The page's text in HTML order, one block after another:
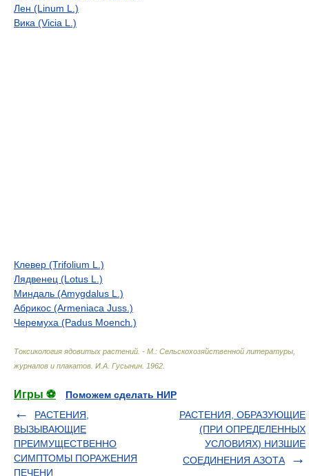
Лен (Linum L.)
Вика (Vicia L.)
Клевер (Trifolium L.)
Лядвенец (Lotus L.)
Миндаль (Amygdalus L.)
Абрикос (Armeniaca Juss.)
Черемуха (Padus Moench.)
Токсикология ядовитых растений. - М.: Сельскохозяйственной литературы,
журналов и плакатов И.А. Гусынин 1962
Игры ⚽
Поможем сделать НИР
РАСТЕНИЯ,
ВЫЗЫВАЮЩИЕ
ПРЕИМУЩЕСТВЕННО
СИМПТОМЫ ПОРАЖЕНИЯ
ПЕЧЕНИ
РАСТЕНИЯ, ОБРАЗУЮЩИЕ
(ПРИ ОПРЕДЕЛЕННЫХ
УСЛОВИЯХ) НИЗШИЕ
СОЕДИНЕНИЯ АЗОТА